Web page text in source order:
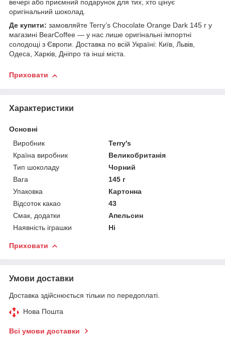
вечері або приємний подарунок для тих, хто цінує
оригінальний шоколад.
Де купити: замовляйте Terry’s Chocolate Orange Dark 145 г у
магазині BearCoffee — у нас лише оригінальні імпортні
солодощі з Європи. Доставка по всій Україні: Київ, Львів,
Одеса, Харків, Дніпро та інші міста.
Приховати
Характеристики
Основні
Виробник
Terry's
Країна виробник
Великобританія
Тип шоколаду
Чорний
Вага
145 г
Упаковка
Картонна
Відсоток какао
43
Смак, додатки
Апельсин
Наявність іграшки
Ні
Приховати
Умови доставки
Доставка здійснюється тільки по передоплаті.
Нова Пошта
Всі умови доставки